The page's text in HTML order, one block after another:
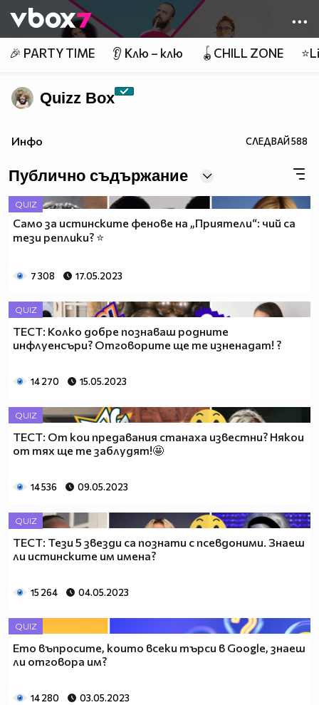
👾
🎉 PARTY TIME 👂 Клю – клю 🪀CHILL ZONE
Quizz Box
Инфо СЛЕДВАЙ588
Публично съдържание
QUIZ
Само за истинските фенове на „Приятели“: чий са
тези реплики? ⭐
7 308 17.05.2023
QUIZ
ТЕСТ: Колко добре познаваш родните
инфлуенсъри? Отговорите ще те изненадат! ?
14 270 15.05.2023
QUIZ
ТЕСТ: От кои предавания станаха известни? Някои
от тях ще те заблудят!🤩
14 536 09.05.2023
QUIZ
ТЕСТ: Тези 5 звезди са познати с псевдоними. Знаеш
ли истинските им имена?
15 264 04.05.2023
QUIZ
Ето въпросите, които всеки търси в Google, знаеш
ли отговора им?
14 280 03.05.2023